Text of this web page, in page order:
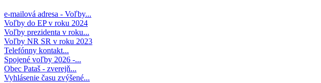
e-mailová adresa - Voľby...
Voľby do EP v roku 2024
Voľby prezidenta v roku...
Voľby NR SR v roku 2023
Telefónny kontakt...
Spojené voľby 2026 -...
Obec Pataš - zverejň...
Vyhlásenie času zvýšené...